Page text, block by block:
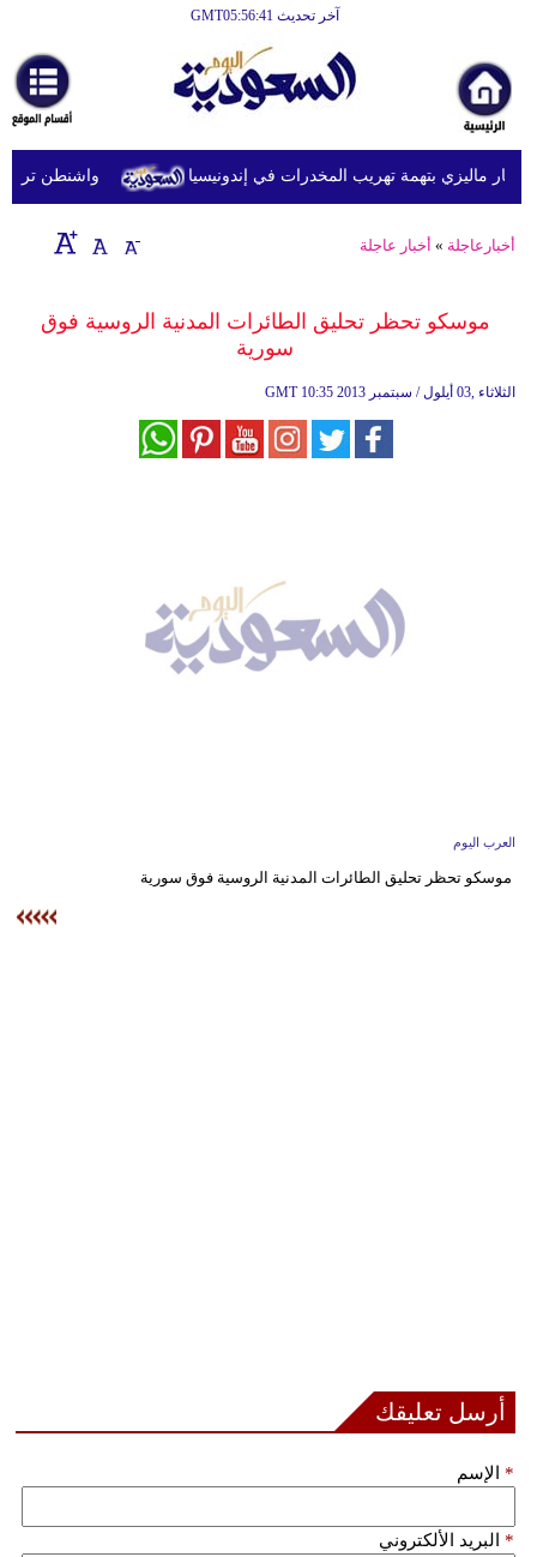
آخر تحديث GMT05:56:41
أخبارعاجلة
رياضة
ثقافة
إقتصاد
وموسيقى
واشنطن ترفع ماليزي بتهمة تهريب المخدرات في إندونيسيا
أخبارعاجلة » أخبار عاجلة
موسكو تحظر تحليق الطائرات المدنية الروسية فوق
سورية
GMT 10:35 2013 الثلاثاء ,03 أيلول / سبتمبر
العرب اليوم
موسكو تحظر تحليق الطائرات المدنية الروسية فوق سورية
أرسل تعليقك
الإسم *
البريد الألكتروني *